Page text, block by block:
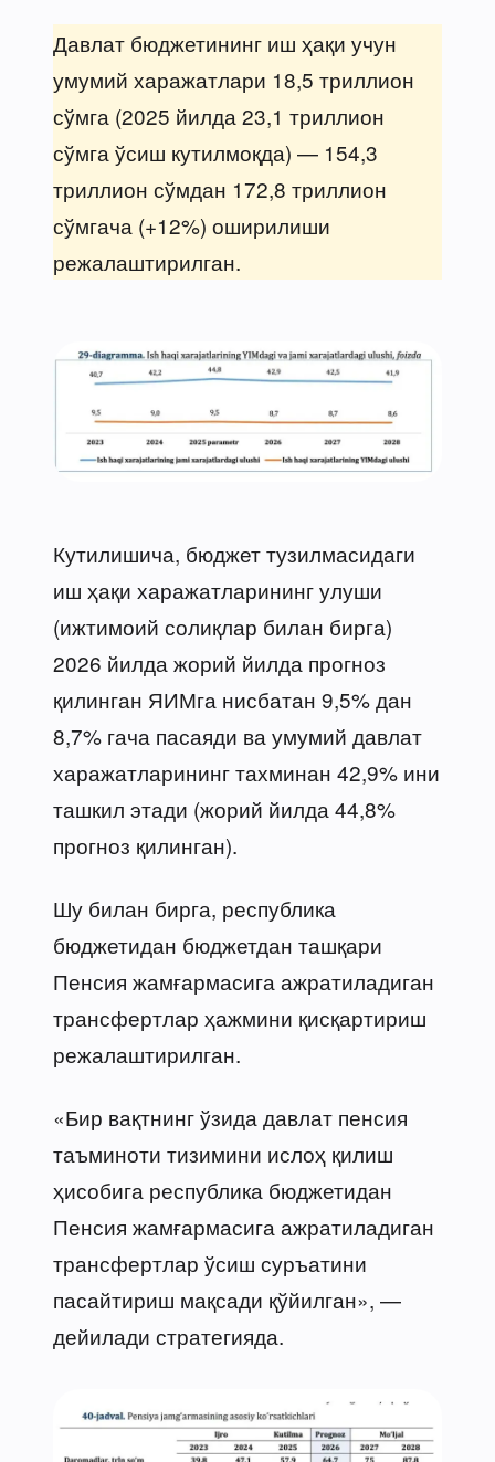
Давлат бюджетининг иш ҳақи учун
умумий харажатлари 18,5 триллион
сўмга (2025 йилда 23,1 триллион
сўмга ўсиш кутилмоқда) — 154,3
триллион сўмдан 172,8 триллион
сўмгача (+12%) оширилиши
режалаштирилган.
Кутилишича, бюджет тузилмасидаги
иш ҳақи харажатларининг улуши
(ижтимоий солиқлар билан бирга)
2026 йилда жорий йилда прогноз
қилинган ЯИМга нисбатан 9,5% дан
8,7% гача пасаяди ва умумий давлат
харажатларининг тахминан 42,9% ини
ташкил этади (жорий йилда 44,8%
прогноз қилинган).
Шу билан бирга, республика
бюджетидан бюджетдан ташқари
Пенсия жамғармасига ажратиладиган
трансфертлар ҳажмини қисқартириш
режалаштирилган.
«Бир вақтнинг ўзида давлат пенсия
таъминоти тизимини ислоҳ қилиш
ҳисобига республика бюджетидан
Пенсия жамғармасига ажратиладиган
трансфертлар ўсиш суръатини
пасайтириш мақсади қўйилган», —
дейилади стратегияда.